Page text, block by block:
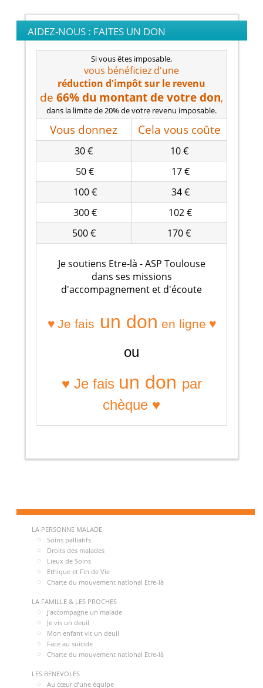
AIDEZ-NOUS : FAITES UN DON
Si vous êtes imposable,
vous bénéficiez d'une
réduction d'impôtsur le revenu
de 66% du montant de votre don,
dans la limite de 20% de votre revenu imposable.
Vous donnez Cela vous coûte
30 €
10 €
50 €
17 €
100 €
34 €
300 €
102 €
500 €
170 €
Je soutiens Etre-là - ASP Toulouse
dans ses missions
d'accompagnement et d'écoute
♥ Je fais un don en ligne ♥
ou
♥ Je fais un don par
chèque ♥
LA PERSONNE MALADE
Soins palliatifs
Droits des malades
Lieux de Soins
Ethique et Fin de Vie
Charte du mouvement national Etre-là
LA FAMILLE & LES PROCHES
J’accompagne un malade
Je vis un deuil
Mon enfant vit un deuil
Face au suicide
Charte du mouvement national Etre-là
LES BENEVOLES
Au cœur d’une équipe